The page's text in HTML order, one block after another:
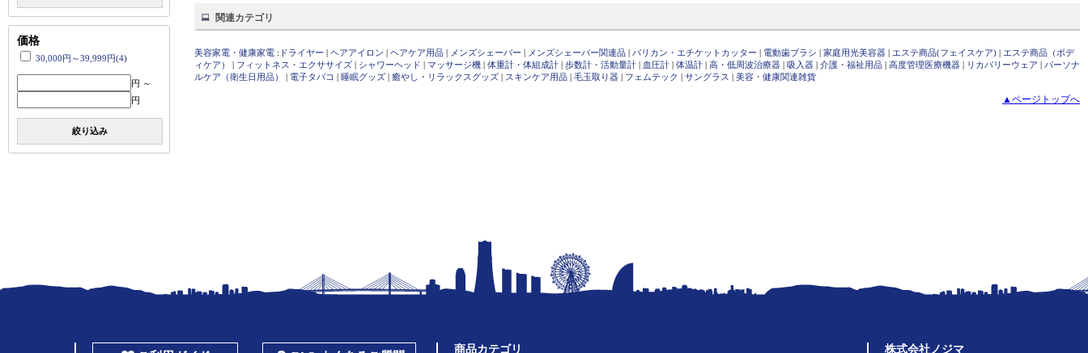
価格
30,000円～39,999円(4)
円 ～
円
絞り込み
関連カテゴリ
美容家電・健康家電 : ドライヤー | ヘアアイロン | ヘアケア用品 | メンズシェーバー | メンズシェーバー関連品 | バリカン・エチケットカッター | 電動歯ブラシ | 家庭用光美容器 | エステ商品(フェイスケア) | エステ商品（ボデ
ィケア）
| フィットネス・エクササイズ | シャワーヘッド | マッサージ機 | 体重計・体組成計 | 歩数計・活動量計 | 血圧計 | 体温計 | 高・低周波治療器 | 吸入器 | 介護・福祉用品 | 高度管理医療機器 | リカバリーウェア | パーソナ
ルケア（衛生日用品）
| 電子タバコ | 睡眠グッズ | 癒やし・リラックスグッズ | スキンケア用品 | 毛玉取り器 | フェムテック | サングラス | 美容・健康関連雑貨
▲ページトップへ
商品カテゴリ 株式会社ノジマ